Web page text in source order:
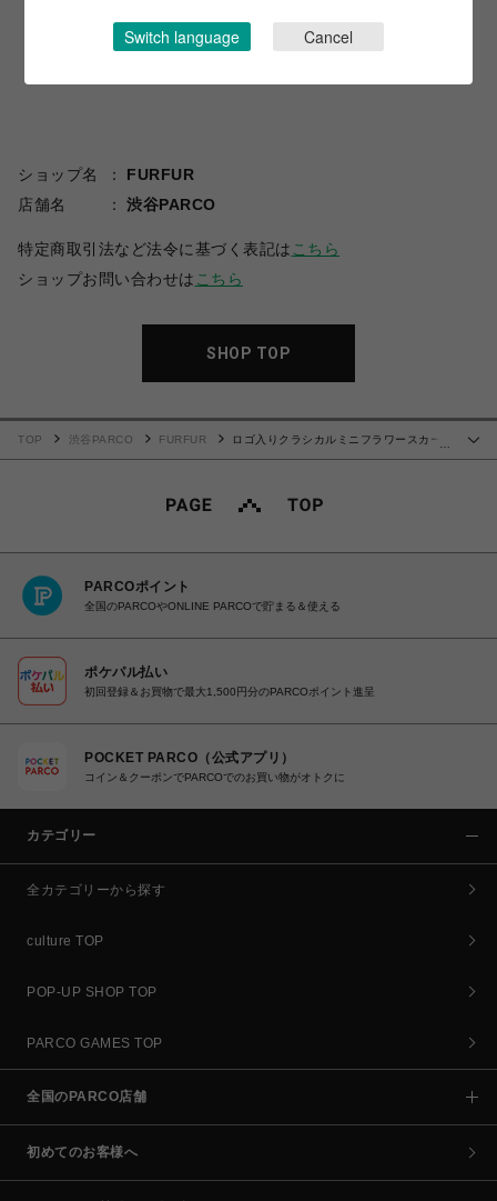
ショップ名
FURFUR
店舗名
渋谷PARCO
特定商取引法など法令に基づく表記は こちら
ショップお問い合わせは こちら
SHOP TOP
TOP 渋谷PARCO FURFUR
ロゴ入りクラシカルミニフラワースカー
PARCOポイント
全国のPARCOやONLINE PARCOで貯まる＆使える
ポケパル払い
初回登録＆お買物で最大1,500円分のPARCOポイント進呈
POCKET PARCO（公式アプリ）
コイン＆クーポンでPARCOでのお買い物がオトクに
カテゴリー
全カテゴリーから探す
culture TOP
POP-UP SHOP TOP
PARCO GAMES TOP
全国のPARCO店舗
初めてのお客様へ
Switch language Cancel